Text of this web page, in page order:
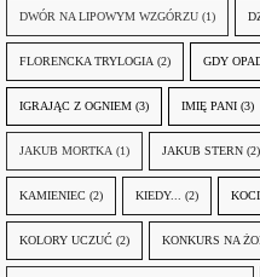
DWÓR NA LIPOWYM WZGÓRZU (1)
FLORENCKA TRYLOGIA (2) GDY
IGRAJĄC Z OGNIEM (3) IMIĘ PANI (3)
JAKUB MORTKA (1) JAKUB STERN (2)
KAMIENIEC (2) KIEDY... (2)
KOLORY UCZUĆ (2) KONKURS NA